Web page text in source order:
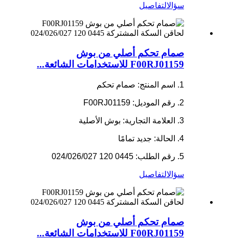
سؤالالتفاصيل
صمام تحكم أصلي من بوش
F00RJ01159 للاستخدامات الشائعة...
1. اسم المنتج: صمام تحكم
2. رقم الموديل: F00RJ01159
3. العلامة التجارية: بوش الأصلية
4. الحالة: جديد تمامًا
5. رقم الطلب: 0445 120 024/026/027
سؤالالتفاصيل
صمام تحكم أصلي من بوش
F00RJ01159 للاستخدامات الشائعة...